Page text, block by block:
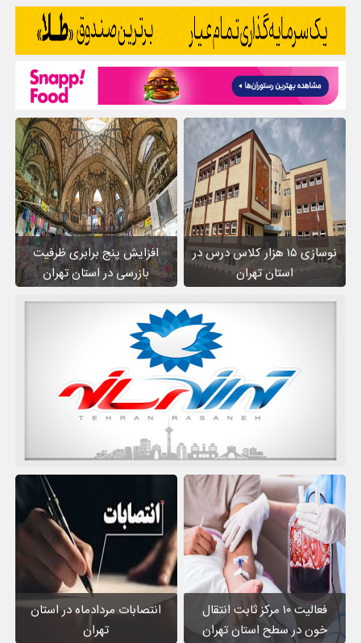
نوسازی ۱۵ هزار کلاس درس در
استان تهران
افزایش پنج برابری ظرفیت
بازرسی در استان تهران
فعالیت ۱۰ مرکز ثابت انتقال
خون در سطح استان تهران
انتصابات مردادماه در استان
تهران